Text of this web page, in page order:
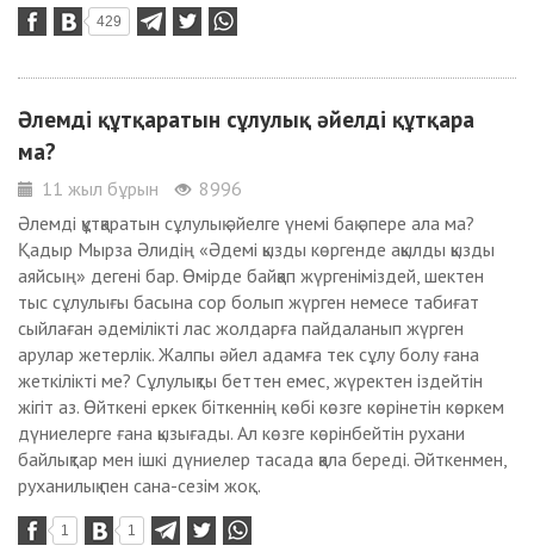
429
Әлемді құтқаратын сұлулық әйелді құтқара
ма?
11 жыл бұрын
8996
Әлемді құтқаратын сұлулық әйелге үнемі бақ әпере ала ма?
Қадыр Мырза Әлидің «Әдемі қызды көргенде ақылды қызды
аяйсың» дегені бар. Өмірде байқап жүргеніміздей, шектен
тыс сұлулығы басына сор болып жүрген немесе табиғат
сыйлаған әдемілікті лас жолдарға пайдаланып жүрген
арулар жетерлік. Жалпы әйел адамға тек сұлу болу ғана
жеткілікті ме? Сұлулықты беттен емес, жүректен іздейтін
жігіт аз. Өйткені еркек біткеннің көбі көзге көрінетін көркем
дүниелерге ғана қызығады. Ал көзге көрінбейтін рухани
байлықтар мен ішкі дүниелер тасада қала береді. Әйткенмен,
руханилық пен сана-сезім жоқ...
1 1